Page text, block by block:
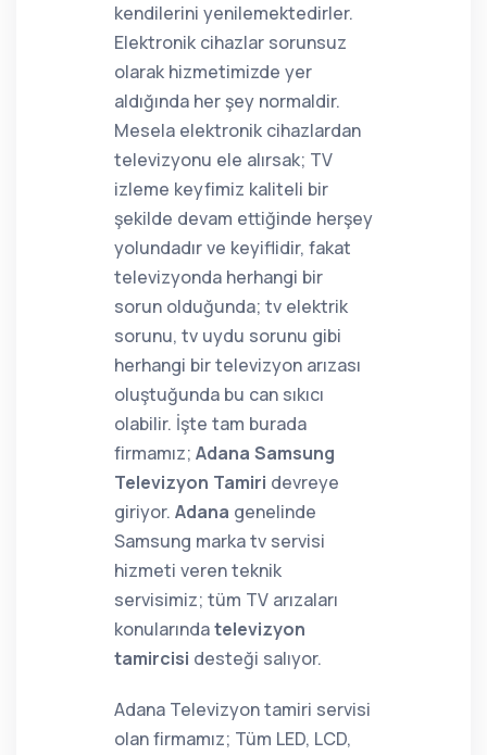
kendilerini yenilemektedirler.
Elektronik cihazlar sorunsuz
olarak hizmetimizde yer
aldığında her şey normaldir.
Mesela elektronik cihazlardan
televizyonu ele alırsak; TV
izleme keyfimiz kaliteli bir
şekilde devam ettiğinde herşey
yolundadır ve keyiflidir, fakat
televizyonda herhangi bir
sorun olduğunda; tv elektrik
sorunu, tv uydu sorunu gibi
herhangi bir televizyon arızası
oluştuğunda bu can sıkıcı
olabilir. İşte tam burada
firmamız; Adana Samsung
Televizyon Tamiri devreye
giriyor. Adana genelinde
Samsung marka tv servisi
hizmeti veren teknik
servisimiz; tüm TV arızaları
konularındatelevizyon
tamircisi desteği salıyor.
Adana Televizyon tamiri servisi
olan firmamız; Tüm LED, LCD,